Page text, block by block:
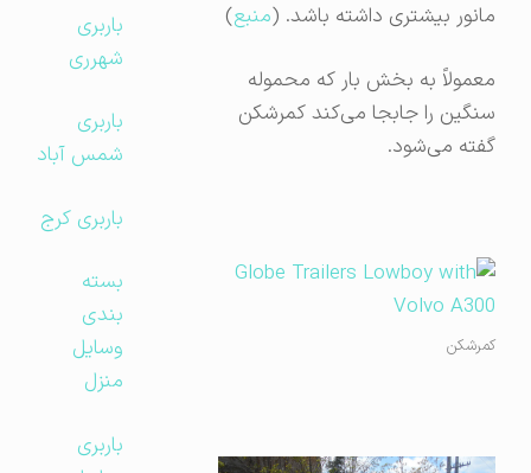
مانور بیشتری داشته باشد. (منبع)
معمولاً به بخش بار که محموله
سنگین را جابجا می‌کند کمرشکن
گفته می‌شود.
کمرشکن
باربری
شهرری
باربری
شمس آباد
باربری کرج
بسته
بندی
وسایل
منزل
باربری